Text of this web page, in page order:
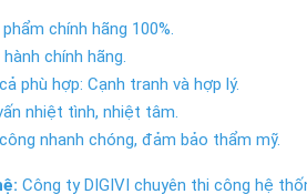
chính hãng 100%.
hành chính hãng.
phù hợp: Cạnh tranh và hợp lý.
nhiệt tình, nhiệt tâm.
nhanh chóng, đảm bảo thẩm mỹ.
Công ty DIGIVI chuyên thi công hệ